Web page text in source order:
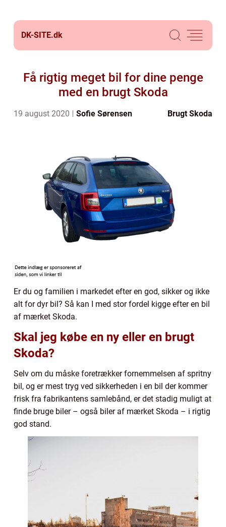
DK-SITE.dk
Få rigtig meget bil for dine penge
med en brugt Skoda
19 august 2020 Sofie Sørensen Brugt Skoda
Er du og familien i markedet efter en god, sikker og ikke
alt for dyr bil? Så kan I med stor fordel kigge efter en bil
af mærket Skoda.
Skal jeg købe en ny eller en brugt
Skoda?
Selv om du måske foretrækker fornemmelsen af spritny
bil, og er mest tryg ved sikkerheden i en bil der kommer
frisk fra fabrikantens samlebånd, er det stadig muligt at
finde bruge biler – også biler af mærket Skoda – i rigtig
god stand.